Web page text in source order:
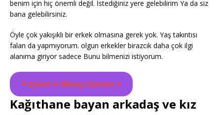
benim için hiç önemli değil. İstediğiniz yere gelebilirim Ya da siz
bana gelebilirsiniz.
Öyle çok yakışıklı bir erkek olmasına gerek yok. Yaş takıntısı
falan da yapmıyorum. olgun erkekler birazcık daha çok ilgi
alanıma giriyor sadece Bunu bilmenizi istiyorum.
♥ Eylem’e Mesaj Gönder♥
Kağıthane bayan arkadaş ve kız